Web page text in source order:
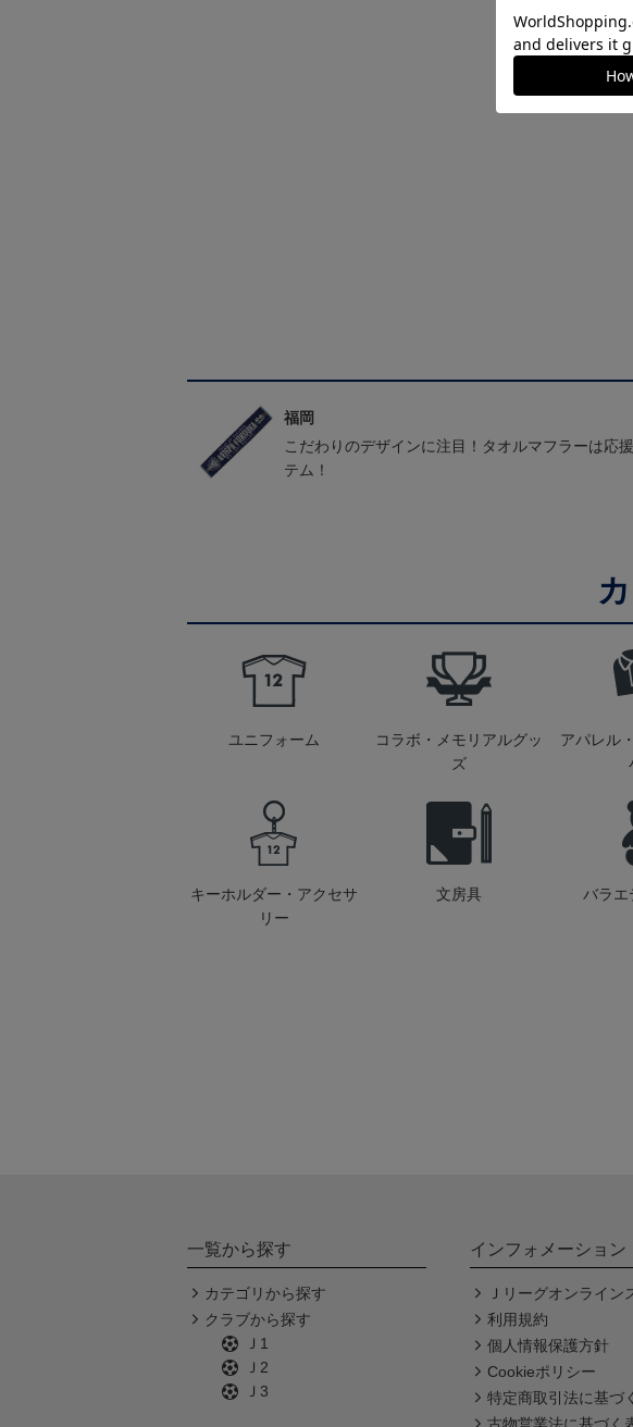
福岡
こだわりのデザインに注目！タオルマフラーは応
テム！
ユニフォーム
コラボ・メモリアルグッ
ズ
アパレル
キーホルダー・アクセサ
リー
文房具 バラエ
一覧から探す
カテゴリから探す
クラブから探す
Ｊ1
Ｊ2
Ｊ3
インフォメーション
Ｊリーグオンライン
利用規約
個人情報保護方針
Cookieポリシー
特定商取引法に基づ